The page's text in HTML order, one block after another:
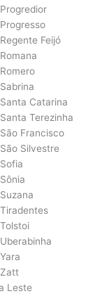
Feijó
Catarina
Terezinha
Francisco
Silvestre
Leste